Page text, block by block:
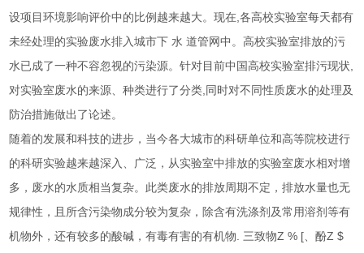
设项目环境影响评价中的比例越来越大。现在,各高校实验室每天都有
未经处理的实验废水排入城市下 水 道管网中。高校实验室排放的污
水已成了一种不容忽视的污染源。针对目前中国高校实验室排污现状,
对实验室废水的来源、种类进行了分类,同时对不同性质废水的处理及
防治措施做出了论述。
随着的发展和科技的进步，当今各大城市的科研单位和高等院校进行
的科研实验越来越深入、广泛，从实验室中排放的实验室废水相对增
多，废水的水质相当复杂。此类废水的排放周期不定，排放水量也无
规律性，且所含污染物成分较为复杂，除含有洗涤剂及常用溶剂等有
机物外，还有较多的酸碱，有毒有害的有机物. 三致物Z % [、酚Z $